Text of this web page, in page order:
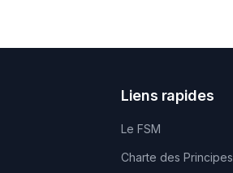
Liens rapides
Le FSM
Charte des Principes